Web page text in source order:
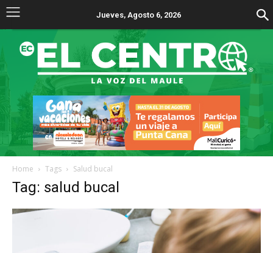
Jueves, Agosto 6, 2026
Home Tags Salud bucal
Tag: salud bucal